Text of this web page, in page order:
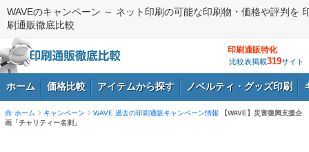
WAVEのキャンペーン ～ ネット印刷の可能な印刷物・価格や評判を
刷通販徹底比較
印刷通販特化
比較表掲載319サイト
ホーム 価格比較 アイテムから探す ノベルティ・グッズ印刷
ホーム キャンペーン WAVE 過去の印刷通販キャンペーン情報
【WAVE】災害復興支援企
画「チャリティー名刺」